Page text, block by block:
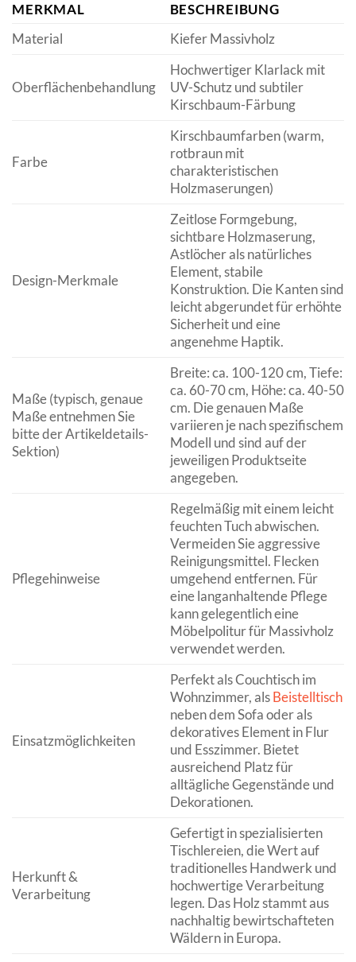
MERKMAL
BESCHREIBUNG
Material
Kiefer Massivholz
Oberflächenbehandlung
Hochwertiger Klarlack mit
UV-Schutz und subtiler
Kirschbaum-Färbung
Farbe
Kirschbaumfarben (warm,
rotbraun mit
charakteristischen
Holzmaserungen)
Design-Merkmale
Zeitlose Formgebung,
sichtbare Holzmaserung,
Astlöcher als natürliches
Element, stabile
Konstruktion. Die Kanten sind
leicht abgerundet für erhöhte
Sicherheit und eine
angenehme Haptik.
Maße (typisch, genaue
Maße entnehmen Sie
bitte der Artikeldetails-
Sektion)
Breite: ca. 100-120 cm, Tiefe:
ca. 60-70 cm, Höhe: ca. 40-50
cm. Die genauen Maße
variieren je nach spezifischem
Modell und sind auf der
jeweiligen Produktseite
angegeben.
Pflegehinweise
Regelmäßig mit einem leicht
feuchten Tuch abwischen.
Vermeiden Sie aggressive
Reinigungsmittel. Flecken
umgehend entfernen. Für
eine langanhaltende Pflege
kann gelegentlich eine
Möbelpolitur für Massivholz
verwendet werden.
Einsatzmöglichkeiten
Perfekt als Couchtisch im
Wohnzimmer, alsBeistelltisch
neben dem Sofa oder als
dekoratives Element in Flur
und Esszimmer. Bietet
ausreichend Platz für
alltägliche Gegenstände und
Dekorationen.
Herkunft &
Verarbeitung
Gefertigt in spezialisierten
Tischlereien, die Wert auf
traditionelles Handwerk und
hochwertige Verarbeitung
legen. Das Holz stammt aus
nachhaltig bewirtschafteten
Wäldern in Europa.